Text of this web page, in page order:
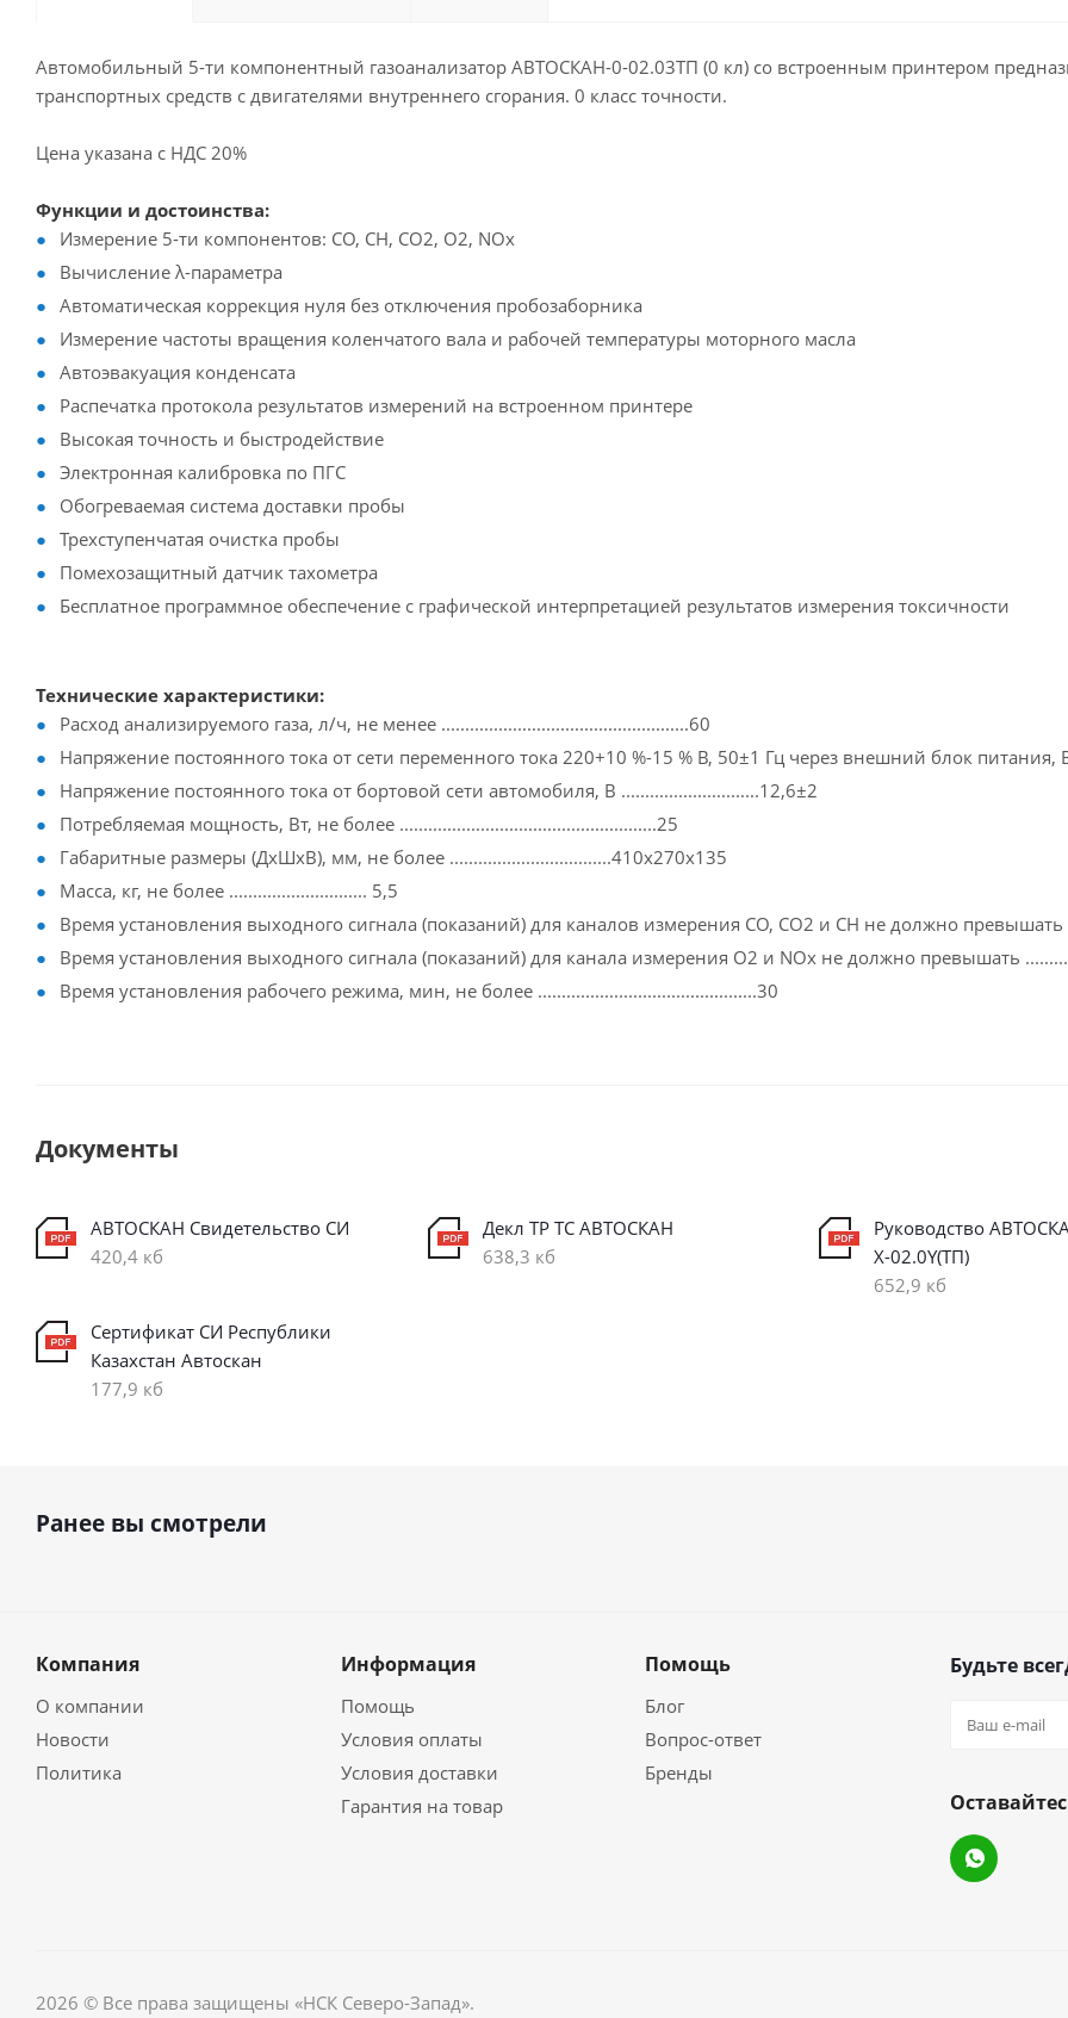
Автомобильный 5-ти компонентный газоанализатор АВТОСКАН-0-02.03ТП (0 кл) со встроенным принтером
транспортных средств с двигателями внутреннего сгорания. 0 класс точности.
Цена указана с НДС 20%
Функции и достоинства:
Измерение 5-ти компонентов: СО, СН, СО2, О2, NОх
Вычисление λ-параметра
Автоматическая коррекция нуля без отключения пробозаборника
Измерение частоты вращения коленчатого вала и рабочей температуры моторного масла
Автоэвакуация конденсата
Распечатка протокола результатов измерений на встроенном принтере
Высокая точность и быстродействие
Электронная калибровка по ПГС
Обогреваемая система доставки пробы
Трехступенчатая очистка пробы
Помехозащитный датчик тахометра
Бесплатное программное обеспечение с графической интерпретацией результатов измерения токсичности
Технические характеристики:
Расход анализируемого газа, л/ч, не менее ....................................................60
Напряжение постоянного тока от сети переменного тока 220+10 %-15 % В, 50±1 Гц через внешний блок питания,
Напряжение постоянного тока от бортовой сети автомобиля, В .............................12,6±2
Потребляемая мощность, Вт, не более ......................................................25
Габаритные размеры (ДхШхВ), мм, не более ..................................410х270х135
Масса, кг, не более ............................. 5,5
Время установления выходного сигнала (показаний) для каналов измерения СО, СО2 и СН не должно превышать
Время установления выходного сигнала (показаний) для канала измерения О2 и NОх не должно превышать
Время установления рабочего режима, мин, не более ..............................................30
Документы
АВТОСКАН Свидетельство СИ
420,4 кб
Декл ТР ТС АВТОСКАН
638,3 кб
Руководство
Х-02.0Y(ТП)
652,9 кб
Сертификат СИ Республики
Казахстан Автоскан
177,9 кб
Ранее вы смотрели
Компания
О компании
Новости
Политика
Информация
Помощь
Условия оплаты
Условия доставки
Гарантия на товар
Помощь
Блог
Вопрос-ответ
Бренды
Будьте
2026 © Все права защищены «НСК Северо-Запад».